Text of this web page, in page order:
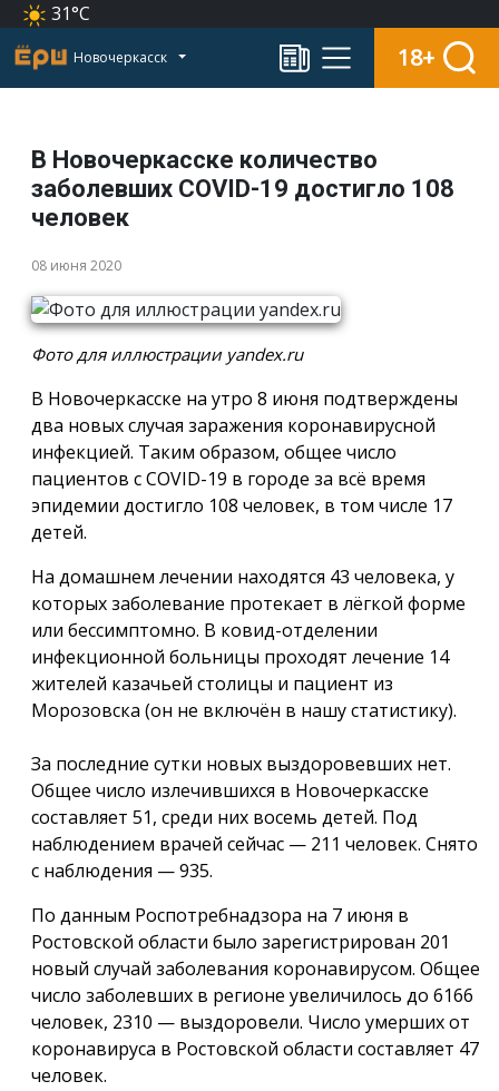
31°C
Новочеркасск 18+
В Новочеркасске количество
заболевших COVID-19 достигло 108
человек
08 июня 2020
Фото для иллюстрации yandex.ru
В Новочеркасске на утро 8 июня подтверждены
два новых случая заражения коронавирусной
инфекцией. Таким образом, общее число
пациентов с COVID-19 в городе за всё время
эпидемии достигло 108 человек, в том числе 17
детей.
На домашнем лечении находятся 43 человека, у
которых заболевание протекает в лёгкой форме
или бессимптомно. В ковид-отделении
инфекционной больницы проходят лечение 14
жителей казачьей столицы и пациент из
Морозовска (он не включён в нашу статистику).
За последние сутки новых выздоровевших нет.
Общее число излечившихся в Новочеркасске
составляет 51, среди них восемь детей. Под
наблюдением врачей сейчас — 211 человек. Снято
с наблюдения — 935.
По данным Роспотребнадзора на 7 июня в
Ростовской области было зарегистрирован 201
новый случай заболевания коронавирусом. Общее
число заболевших в регионе увеличилось до 6166
человек, 2310 — выздоровели. Число умерших от
коронавируса в Ростовской области составляет 47
человек.